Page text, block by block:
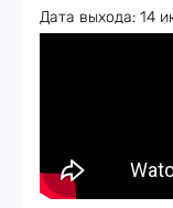
Дата выхода: 14